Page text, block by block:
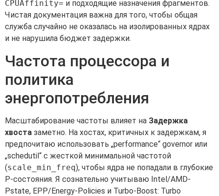
CPUAffinity= и подходящие назначения фрагментов.
Чистая документация важна для того, чтобы общая
служба случайно не оказалась на изолированных ядрах
и не нарушила бюджет задержки.
Частота процессора и
политика
энергопотребления
Масштабирование частоты влияет на Задержка
хвоста заметно. На хостах, критичных к задержкам, я
предпочитаю использовать „performance“ governor или
„schedutil“ с жесткой минимальной частотой
(scale_min_freq), чтобы ядра не попадали в глубокие
P-состояния. Я сознательно учитываю Intel/AMD-
Pstate, EPP/Energy-Policies и Turbo-Boost: Turbo